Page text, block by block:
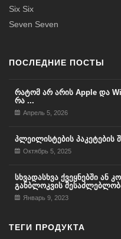
Six Six
Seven Seven
ПОСЛЕДНИЕ ПОСТЫ
რატომ არ არის Apple და
რა ...
Апрель 5, 2026
პლეილისტების პაკეტების
Октябрь 5, 2025
სხვადასხვა ქვეყნებში ან
განბლოკვის
Январь 9, 2023
ТЕГИ ПРОДУКТА